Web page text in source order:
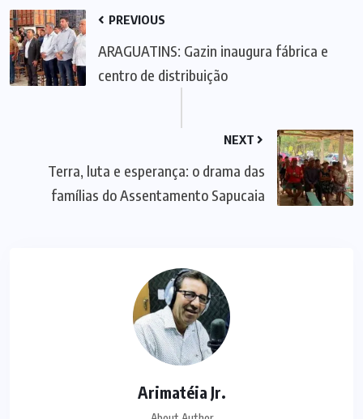
PREVIOUS
ARAGUATINS: Gazin inaugura fábrica e
centro de distribuição
NEXT
Terra, luta e esperança: o drama das
famílias do Assentamento Sapucaia
Arimatéia Jr.